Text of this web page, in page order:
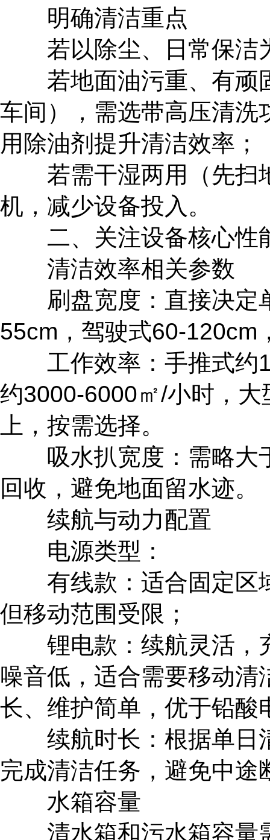
明确清洁重点
若以除尘、日常保洁
若地面油污重、有顽
车间），需选带高压清洗
用除油剂提升清洁效率；
若需干湿两用（先扫
机，减少设备投入。
二、关注设备核心性
清洁效率相关参数
刷盘宽度：直接决定
55cm，驾驶式60-120cm
工作效率：手推式约
约3000-6000㎡/小时，
上，按需选择。
吸水扒宽度：需略大
回收，避免地面留水迹。
续航与动力配置
电源类型：
有线款：适合固定区
但移动范围受限；
锂电款：续航灵活，
噪音低，适合需要移动
长、维护简单，优于铅酸
续航时长：根据单日
完成清洁任务，避免中途
水箱容量
清水箱和污水箱容量